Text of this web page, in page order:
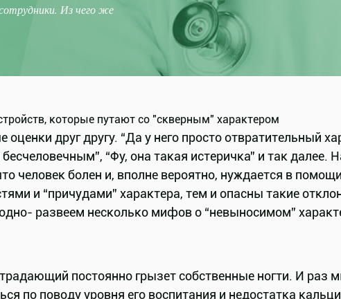
Из чего же
друг другу. “Да у него просто отвратительный
“Фу, она такая истеричка” и так далее.
человек болен и, вполне вероятно, нуждается в
и “причудами” характера, тем и опасны такие
развеем несколько мифов о “невыносимом”
постоянно грызет собственные ногти. И раз
по поводу уровня его воспитания и недостатка